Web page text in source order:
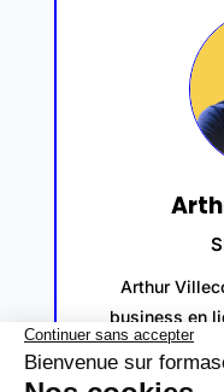
Arthur
business en
Avec 7
millions